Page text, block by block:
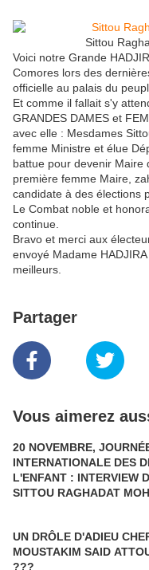
Sittou
Voici notre Grande
Comores lors des
officielle au palais du
Et comme il fallait s'y
GRANDES DAMES et
avec elle : Mesdames
femme Ministre et élue
battue pour devenir Maire
première femme Maire,
candidate à des élections
Le Combat noble et
continue.
Bravo et merci aux
envoyé Madame
meilleurs.
Partager
Vous aimerez
20 NOVEMBRE,
INTERNATIONALE DES
L'ENFANT : INTERVIEW
SITTOU RAGHADAT
UN DRÔLE D'ADIEU
MOUSTAKIM SAID
???